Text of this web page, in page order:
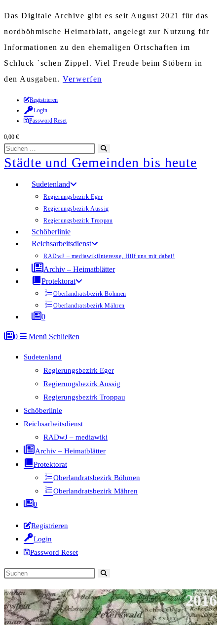
Das Digitale Archive gibt es seit August 2021 für das
nordböhmische Heimatblatt, angelegt zur Nutzung für
Informationen zu den ehemaligen Ortschaften im
Schluck `schen Zippel. Viel Freude beim Stöbern in
den Ausgaben. Verwerfen
Zum
Inhalt
springen
Registrieren
Login
Password Reset
0,00 €
Diese
Website
durchsuchen
starten
Städte und Gemeinden bis heute
Sudetenland
Regierungsbezirk Eger
Regierungsbezirk Aussig
Regierungsbezirk Troppau
Schöberlinie
Reichsarbeitsdienst
RADwJ – mediawikiInteresse, Hilf uns mit dabei!
Archiv – Heimatblätter
Protektorat
Oberlandratsbezirk Böhmen
Oberlandratsbezirk Mähren
0
0 Menü Schließen
Sudetenland
Regierungsbezirk Eger
Regierungsbezirk Aussig
Regierungsbezirk Troppau
Schöberlinie
Reichsarbeitsdienst
RADwJ – mediawiki
Archiv – Heimatblätter
Protektorat
Oberlandratsbezirk Böhmen
Oberlandratsbezirk Mähren
0
Registrieren
Login
Password Reset
Diese
durchsuchen
2016